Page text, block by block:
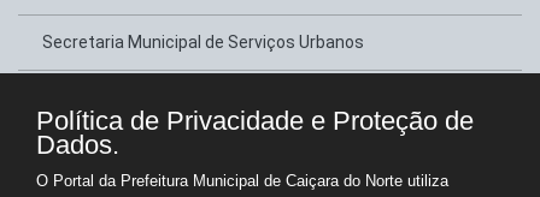
Secretaria Municipal de Serviços Urbanos
Secretaria Municipal de Tributação
Política de Privacidade e Proteção de
Dados.
O Portal da Prefeitura Municipal de Caiçara do Norte utiliza